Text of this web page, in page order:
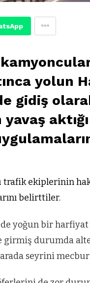
yolun
gidiş
ekiplerinin
belirttiler.
yoğun bir harfiyat
girmiş durumda
seyrini